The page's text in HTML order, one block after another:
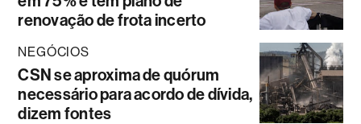
renovação de frota incerto
NEGÓCIOS
CSN se aproxima de quórum
necessário para acordo de dívida,
dizem fontes